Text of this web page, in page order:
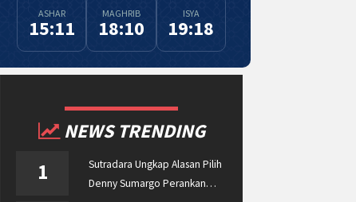
ASHAR
15:11
MAGHRIB
18:10
ISYA
19:18
NEWS TRENDING
1
Sutradara Ungkap Alasan Pilih
Denny Sumargo Perankan